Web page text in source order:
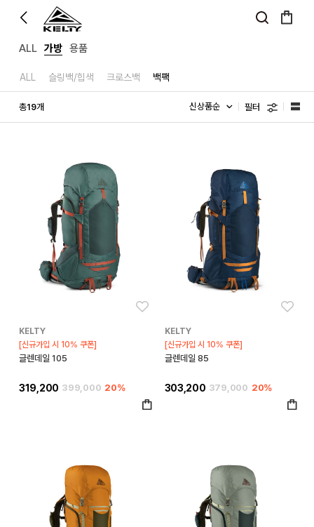
ALL 가방 용품
ALL 슬링백/힙색 크로스백 백팩
총19개 필터
KELTY
[신규가입 시 10% 쿠폰]
글렌데일 105
319,200 399,000 20%
KELTY
[신규가입 시 10% 쿠폰]
글렌데일 85
303,200 379,000 20%